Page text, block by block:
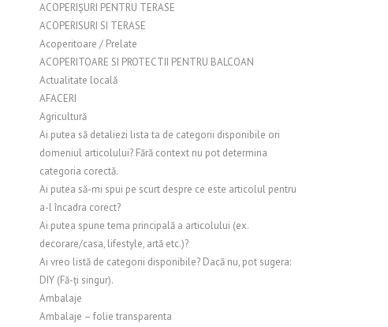
ACOPERIȘURI PENTRU TERASE
ACOPERISURI SI TERASE
Acoperitoare / Prelate
ACOPERITOARE SI PROTECTII PENTRU BALCOAN
Actualitate locală
AFACERI
Agricultură
Ai putea să detaliezi lista ta de categorii disponibile ori
domeniul articolului? Fără context nu pot determina
categoria corectă.
Ai putea să-mi spui pe scurt despre ce este articolul pentru
a-l încadra corect?
Ai putea spune tema principală a articolului (ex.
decorare/casa, lifestyle, artă etc.)?
Ai vreo listă de categorii disponibile? Dacă nu, pot sugera:
DIY (Fă-ți singur).
Ambalaje
Ambalaje – folie transparenta